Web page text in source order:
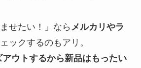
せたい！」なら メルカリやラ
ックするのもアリ。
ウトするから新品はもったい